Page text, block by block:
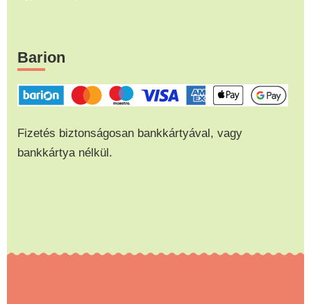
Barion
Fizetés biztonságosan bankkártyával, vagy
bankkártya nélkül.